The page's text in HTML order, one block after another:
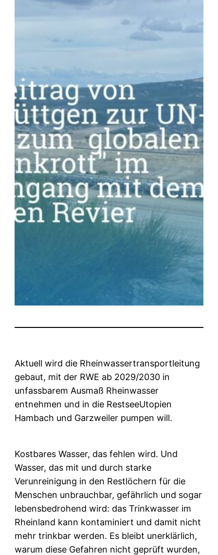
Aktuell wird die Rheinwassertransportleitung
gebaut, mit der RWE ab 2029/2030 in
unfassbarem Ausmaß Rheinwasser
entnehmen und in die RestseeUtopien
Hambach und Garzweiler pumpen will.
Kostbares Wasser, das fehlen wird. Und
Wasser, das mit und durch starke
Verunreinigung in den Restlöchern für die
Menschen unbrauchbar, gefährlich und sogar
lebensbedrohend wird: das Trinkwasser im
Rheinland kann kontaminiert und damit nicht
mehr trinkbar werden. Es bleibt unerklärlich,
warum diese Gefahren nicht geprüft wurden,